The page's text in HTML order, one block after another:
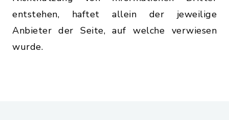
entstehen, haftet allein der jeweilige
Anbieter der Seite, auf welche verwiesen
wurde.